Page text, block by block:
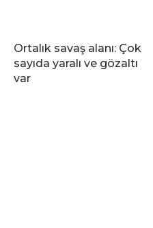
Ortalık savaş alanı: Çok
sayıda yaralı ve gözaltı
var